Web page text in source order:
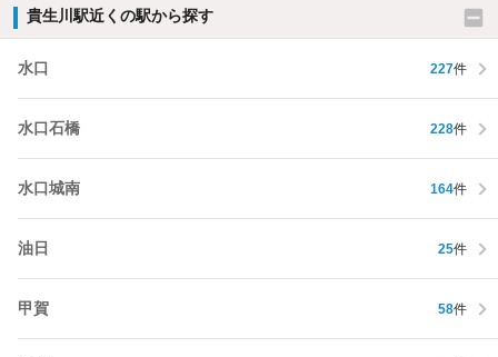
貴生川駅近くの駅から探す
水口 227件
水口石橋 228件
水口城南 164件
油日 25件
甲賀 58件